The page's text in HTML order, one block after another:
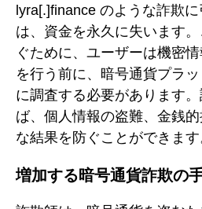
lyra[.]finance のような詐欺
は、資金を永久に失います
ぐために、ユーザーは機密
を行う前に、暗号通貨プラ
に調査する必要があります
ば、個人情報の盗難、金銭
な結果を防ぐことができます
増加する暗号通貨詐欺の